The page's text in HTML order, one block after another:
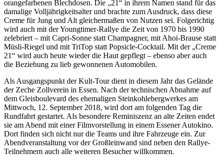
orangefarbenen Blechdosen. Die „21“ in ihrem Namen stand für das
damalige Volljährigkeitsalter und brachte zum Ausdruck, dass diese
Creme für Jung und Alt gleichermaßen von Nutzen sei. Folgerichtig
wird auch mit der Youngtimer-Rallye die Zeit von 1970 bis 1990
zelebriert – mit Capri-Sonne statt Champagner, mit Ahoi-Brause statt
Müsli-Riegel und mit TriTop statt Popsicle-Cocktail. Mit der „Creme
21“ wird auch heute wieder die Haut gepflegt – ebenso aber auch
die Beziehung zu lieb gewonnenen Automobilen.
Als Ausgangspunkt der Kult-Tour dient in diesem Jahr das Gelände
der Zeche Zollverein in Essen. Nach der technischen Abnahme auf
dem Gleisboulevard des ehemaligen Steinkohlebergwerkes am
Mittwoch, 12. September 2018, wird dort am folgenden Tag die
Rundfahrt gestartet. Als besondere Reminiszenz an alte Zeiten endet
sie am Abend mit einer Filmvorstellung in einem Essener Autokino.
Dort finden sich nicht nur die Teams und ihre Fahrzeuge ein. Zur
Abendveranstaltung vor der Großleinwand sind neben den Rallye-
Teilnehmern auch alle weiteren Besucher willkommen.